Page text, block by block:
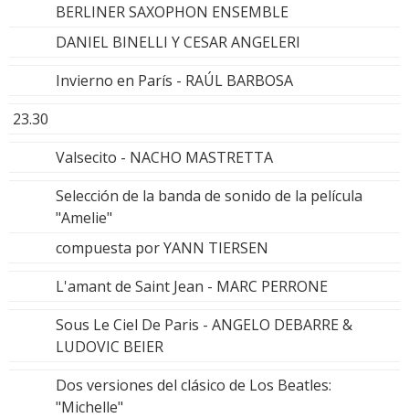
BERLINER SAXOPHON ENSEMBLE
DANIEL BINELLI Y CESAR ANGELERI
Invierno en París - RAÚL BARBOSA
23.30
Valsecito - NACHO MASTRETTA
Selección de la banda de sonido de la película
"Amelie"
compuesta por YANN TIERSEN
L'amant de Saint Jean - MARC PERRONE
Sous Le Ciel De Paris - ANGELO DEBARRE &
LUDOVIC BEIER
Dos versiones del clásico de Los Beatles:
"Michelle"